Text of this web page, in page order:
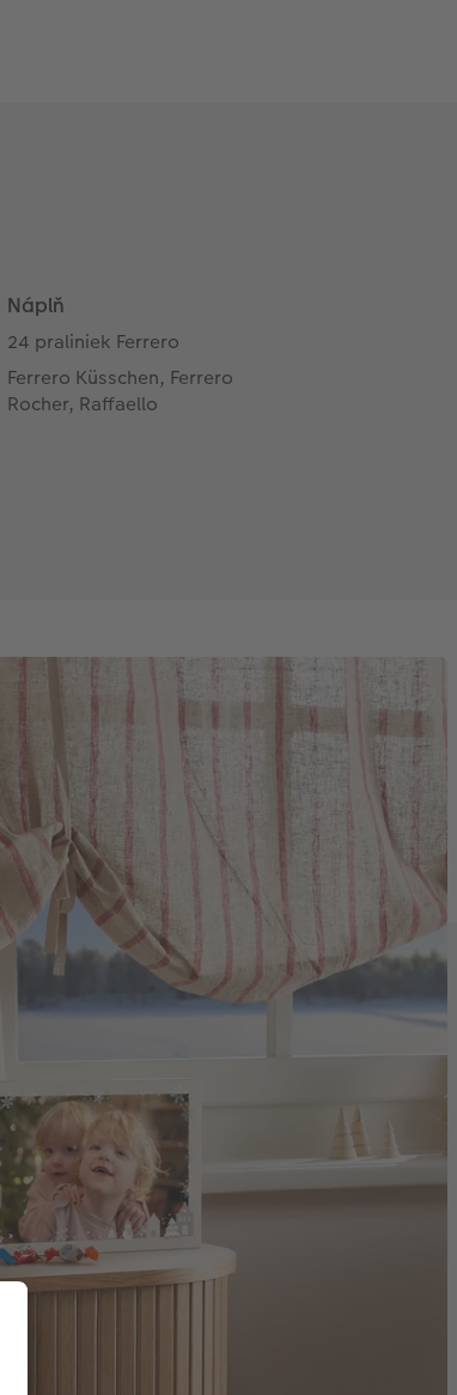
Náplň
24 praliniek Ferrero
Ferrero Küsschen, Ferrero
Rocher, Raffaello